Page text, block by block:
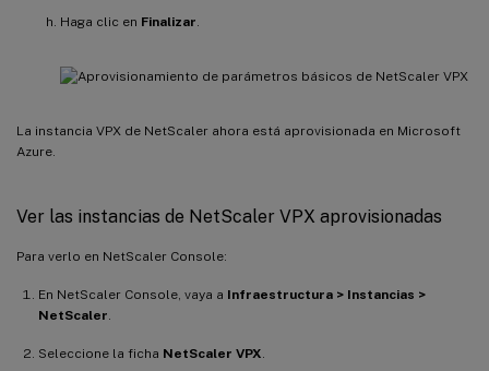
Haga clic en Finalizar
La instancia VPX de NetScaler ahora está aprovisionada en Microsoft
Azure.
Ver las instancias de NetScaler VPX aprovisionadas
Para verlo en NetScaler Console:
En NetScaler Console, vaya a Infraestructura > Instancias >
NetScaler
Seleccione la ficha NetScaler VPX